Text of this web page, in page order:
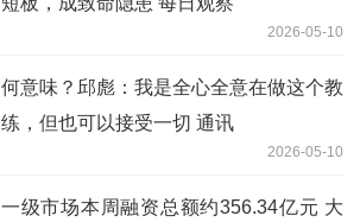
2026-05-10
何意味？邱彪：我是全心全意在做这个教
练，但也可以接受一切 通讯
2026-05-10
一级市场本周融资总额约356.34亿元 大